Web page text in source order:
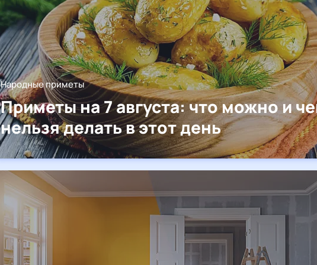
Народные приметы
Приметы на 7 августа: что можно и
нельзя делать в этот день